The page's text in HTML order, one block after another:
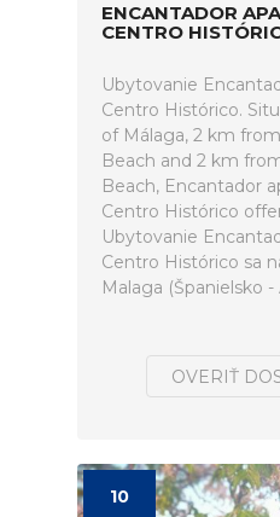
ENCANTADOR
CENTRO
Ubytovanie
Centro Histórico.
of Málaga, 2 km
Beach and 2 km
Beach, Encantador
Centro Histórico
Ubytovanie
Centro Histórico sa
Malaga (Španielsko -
OVERIŤ
10